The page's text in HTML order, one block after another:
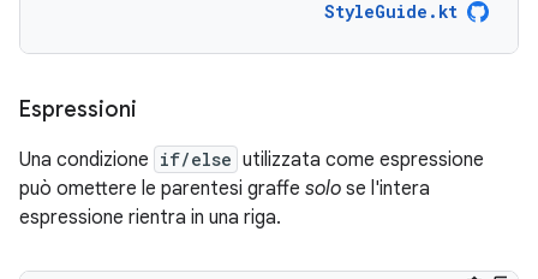
StyleGuide.kt
Espressioni
Una condizione if/else utilizzata come espressione
può omettere le parentesi graffe solo se l'intera
espressione rientra in una riga.